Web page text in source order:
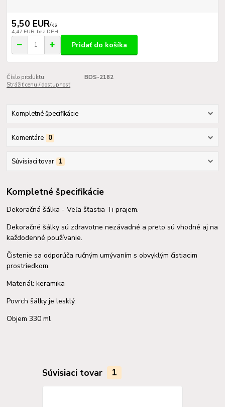
5,50 EUR/ks
4,47 EUR bez DPH
Pridať do košíka
Číslo produktu:
BDS-2182
Strážiť cenu / dostupnosť
Kompletné špecifikácie
Komentáre 0
Súvisiaci tovar 1
Kompletné špecifikácie
Dekoračná šálka - Veľa šťastia Ti prajem.
Dekoračné šálky sú zdravotne nezávadné a preto sú vhodné aj na
každodenné používanie.
Čistenie sa odporúča ručným umývaním s obvyklým čistiacim
prostriedkom.
Materiál: keramika
Povrch šálky je lesklý.
Objem 330 ml
Súvisiaci tovar 1